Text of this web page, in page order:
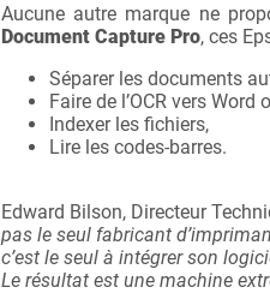
Aucune autre marque ne
Document Capture Pro, ces
Séparer les documents
Faire de l’OCR vers Word
Indexer les fichiers,
Lire les codes-barres.
Edward Bilson, Directeur
pas le seul fabricant
c’est le seul à intégrer son
Le résultat est une machine